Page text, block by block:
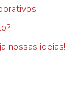
nossas ideias!